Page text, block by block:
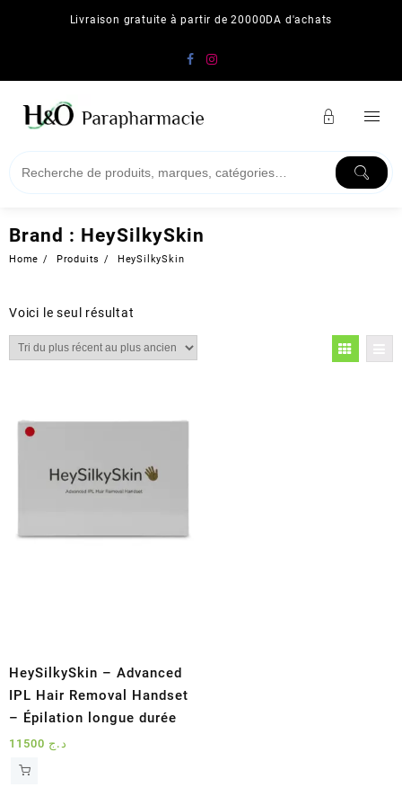
Livraison gratuite à partir de 20000DA d'achats
Brand : HeySilkySkin
Home Produits HeySilkySkin
Voici le seul résultat
HeySilkySkin – Advanced
IPL Hair Removal Handset
– Épilation longue durée
د.ج